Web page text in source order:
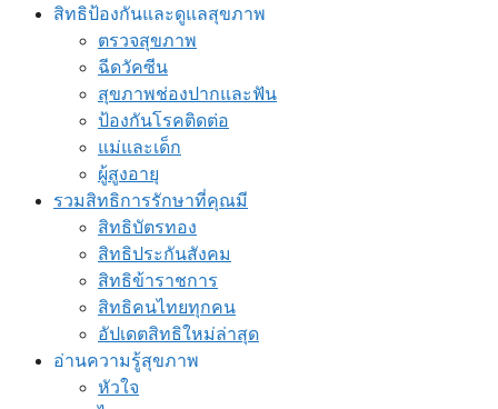
สิทธิป้องกันและดูแลสุขภาพ
ตรวจสุขภาพ
ฉีดวัคซีน
สุขภาพช่องปากและฟัน
ป้องกันโรคติดต่อ
แม่และเด็ก
ผู้สูงอายุ
รวมสิทธิการรักษาที่คุณมี
สิทธิบัตรทอง
สิทธิประกันสังคม
สิทธิข้าราชการ
สิทธิคนไทยทุกคน
อัปเดตสิทธิใหม่ล่าสุด
อ่านความรู้สุขภาพ
หัวใจ